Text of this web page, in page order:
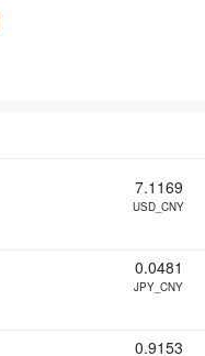
7.1169
USD_CNY
0.0481
JPY_CNY
0.9153